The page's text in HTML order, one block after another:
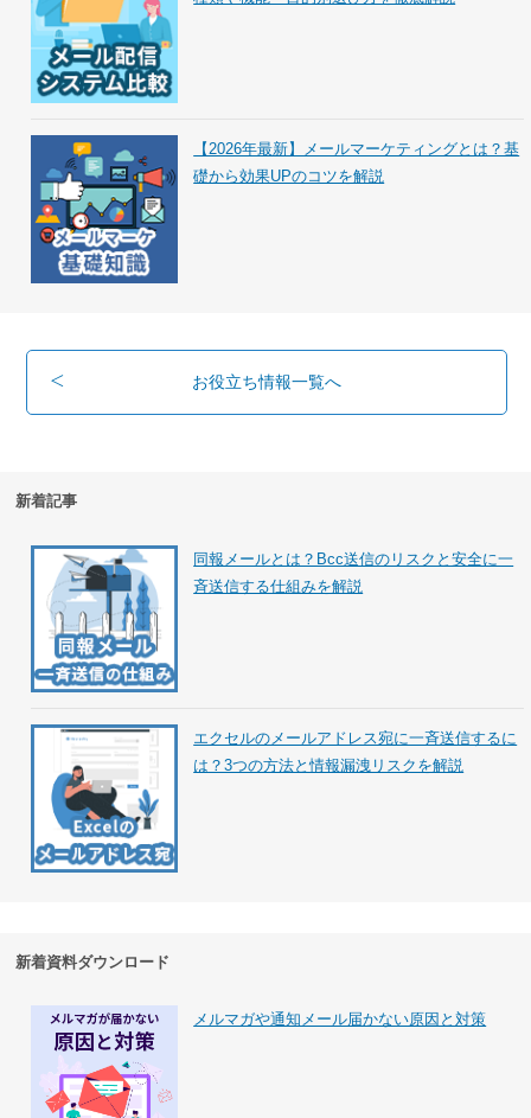
【2026年最新】メールマーケティングとは？基
礎から効果UPのコツを解説
お役立ち情報一覧へ
新着記事
同報メールとは？Bcc送信のリスクと安全に一
斉送信する仕組みを解説
エクセルのメールアドレス宛に一斉送信するに
は？3つの方法と情報漏洩リスクを解説
新着資料ダウンロード
メルマガや通知メール届かない原因と対策